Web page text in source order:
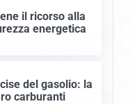
il ricorso alla
energetica
del gasolio: la
carburanti